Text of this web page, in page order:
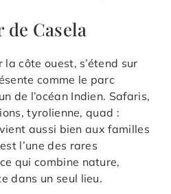
Casela
côte ouest, s’étend sur
comme le parc
de l’océan Indien. Safaris,
tyrolienne, quad :
aussi bien aux familles
l’une des rares
qui combine nature,
dans un seul lieu.